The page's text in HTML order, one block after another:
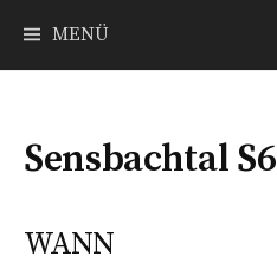
MENÜ
Sensbachtal S6
WANN